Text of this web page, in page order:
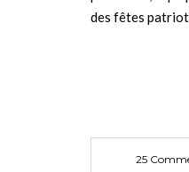
des fêtes
25